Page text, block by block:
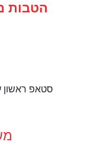
הטבות
סטאפ ראשון